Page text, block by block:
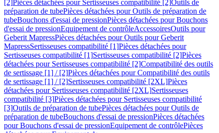
[2]Pièces détachées pour Sertisseuses compatibilité [2]Outils de
préparation de tubePièces détachées pour Outils de préparation de
tubeBouchons d'essai de pressionPièces détachées pour Bouchons
d'essai de pressionEquipement de contrôleAccessoiresOutils pour
Geberit MapressPièces détachées pour Outils pour Geberit
MapressSertisseuses compatibilité [1]Pièces détachées pour
Sertisseuses compatibilité [1]Sertisseuses compatibilité [2]Pièces
détachées pour Sertisseuses compatibilité [2]Compatibilité des outils
de sertissage [1] / [2]Pièces détachées pour Compatibilité des outils
de sertissage [1] / [2]Sertisseuses compatibilité [2XL]Pièces
détachées pour Sertisseuses compatibilité [2XL]Sertisseuses
compatibilité [3]Pièces détachées pour Sertisseuses compatibilité
[3]Outils de préparation de tubePièces détachées pour Outils de
préparation de tubeBouchons d'essai de pressionPièces détachées
pour Bouchons d'essai de pressionEquipement de contrôlePièces